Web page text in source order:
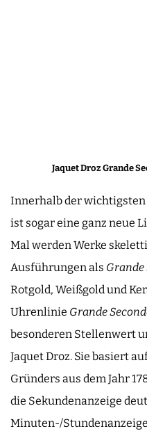
Jaquet Droz Grande
Innerhalb der
ist sogar eine ganz neue
Mal werden Werke
Ausführungen als Grande
Rotgold, Weißgold und
Uhrenlinie Grande
besonderen Stellenwert
Jaquet Droz. Sie basiert
Gründers aus dem Jahr
die Sekundenanzeige
Minuten-/